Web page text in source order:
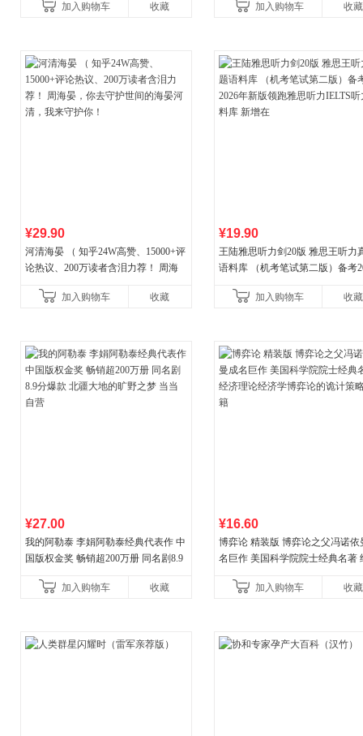
加入购物车 收藏 加入购物车 收藏
¥29.90
河清海晏 （ 知乎24W高赞、15000+评
论热议、200万读者含泪力荐！ 周海
守护你！加入购物车 收藏
¥19.90
王陆雅思听力剑20版 雅思王听力
语料库 （机考笔试第二版）备考
新增在
加入购物车 收藏
¥27.00
我的阿勒泰 李娟阿勒泰经典代表作 中
国版权金奖 畅销超200万册 同名剧8.9
加入购物车
收藏
¥16.60
博弈论 精装版 博弈论之父冯诺依
名巨作 美国科学院院士经典名著
加入购物车
收藏